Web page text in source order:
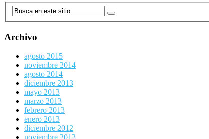
Archivo
agosto 2015
noviembre 2014
agosto 2014
diciembre 2013
mayo 2013
marzo 2013
febrero 2013
enero 2013
diciembre 2012